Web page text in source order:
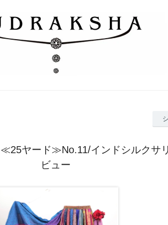
ヤード≫No.11/インドシルクサ
ビュー